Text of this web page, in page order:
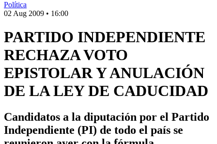
Política
02 Aug 2009 • 16:00
PARTIDO INDEPENDIENTE
RECHAZA VOTO
EPISTOLAR Y ANULACIÓN
DE LA LEY DE CADUCIDAD
Candidatos a la diputación por el Partido
Independiente (PI) de todo el país se